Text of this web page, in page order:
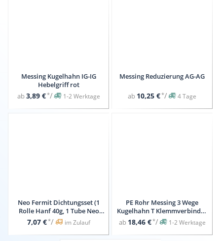
Messing Kugelhahn IG-IG
Hebelgriff rot
ab3,89 €*/ 1-2 Werktage
Messing Reduzierung AG-AG
ab 10,25 €*/ 4 Tage
Neo Fermit Dichtungsset (1
Rolle Hanf 40g, 1 Tube Neo
Fermit Dichtungspaste 150g, 2
Rollen PTFE Band für
Feingewinde)
7,07 €*/ im Zulauf
PE Rohr Messing 3 Wege
Kugelhahn T Klemmverbinder
IG
ab 18,46 €*/ 1-2 Werktage